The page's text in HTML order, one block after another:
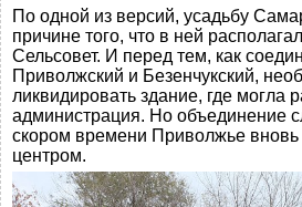
По одной из версий, усадьбу
причине того, что в ней
Сельсовет. И перед тем, как
Приволжский и Безенчукский,
ликвидировать здание, где могла
администрация. Но объединение
скором времени Приволжье
центром.